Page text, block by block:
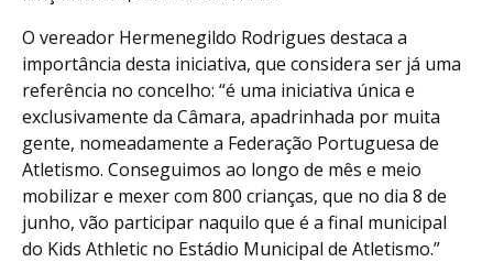
O vereador Hermenegildo Rodrigues destaca a
importância desta iniciativa, que considera ser já uma
referência no concelho: “é uma iniciativa única e
exclusivamente da Câmara, apadrinhada por muita
gente, nomeadamente a Federação Portuguesa de
Atletismo. Conseguimos ao longo de mês e meio
mobilizar e mexer com 800 crianças, que no dia 8 de
junho, vão participar naquilo que é a final municipal
do Kids Athletic no Estádio Municipal de Atletismo.”